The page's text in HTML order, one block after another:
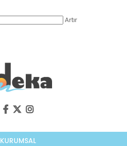
Artır
KURUMSAL